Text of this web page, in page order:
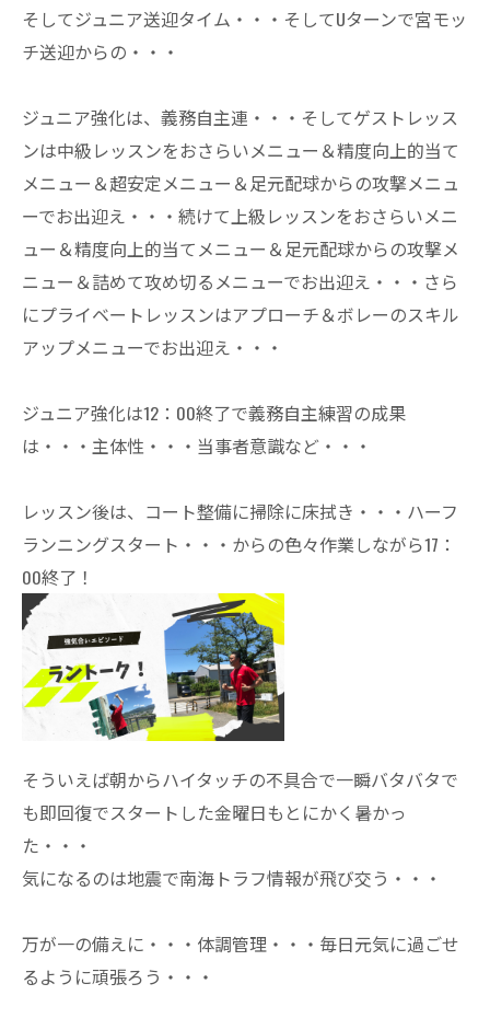
そしてジュニア送迎タイム・・・そしてUターンで宮モッ
チ送迎からの・・・
ジュニア強化は、義務自主連・・・そしてゲストレッス
ンは中級レッスンをおさらいメニュー＆精度向上的当て
メニュー＆超安定メニュー＆足元配球からの攻撃メニュ
ーでお出迎え・・・続けて上級レッスンをおさらいメニ
ュー＆精度向上的当てメニュー＆足元配球からの攻撃メ
ニュー＆詰めて攻め切るメニューでお出迎え・・・さら
にプライベートレッスンはアプローチ＆ボレーのスキル
アップメニューでお出迎え・・・
ジュニア強化は12：00終了で義務自主練習の成果
は・・・主体性・・・当事者意識など・・・
レッスン後は、コート整備に掃除に床拭き・・・ハーフ
ランニングスタート・・・からの色々作業しながら17：
00終了！
そういえば朝からハイタッチの不具合で一瞬バタバタで
も即回復でスタートした金曜日もとにかく暑かっ
た・・・
気になるのは地震で南海トラフ情報が飛び交う・・・
万が一の備えに・・・体調管理・・・毎日元気に過ごせ
るように頑張ろう・・・